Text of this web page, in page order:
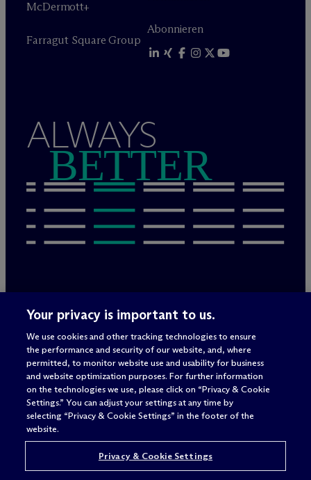
McDermott+
Farragut Square Group
Abonnieren
ALWAYS
BETTER
Rechtliche Hinweise/Impressum
Nutzungsbedingungen
Privacy & Cookie Settings
Sitemap
Anwaltswerbung© 2026 McDermott Will & Schulte
Your privacy is important to us.
We use cookies and other tracking technologies to ensure
the performance and security of our website, and, where
permitted, to monitor website use and usability for business
and website optimization purposes. For further information
on the technologies we use, please click on “Privacy & Cookie
Settings.” You can adjust your settings at any time by
selecting “Privacy & Cookie Settings” in the footer of the
website.
Privacy & Cookie Settings